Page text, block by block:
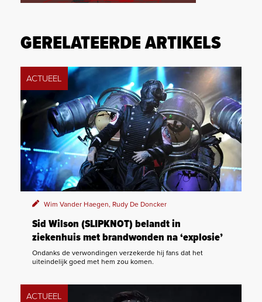
GERELATEERDE ARTIKELS
ACTUEEL
Wim Vander Haegen, Rudy De Doncker
Sid Wilson (SLIPKNOT) belandt in
ziekenhuis met brandwonden na ‘explosie’
Ondanks de verwondingen verzekerde hij fans dat het
uiteindelijk goed met hem zou komen.
ACTUEEL